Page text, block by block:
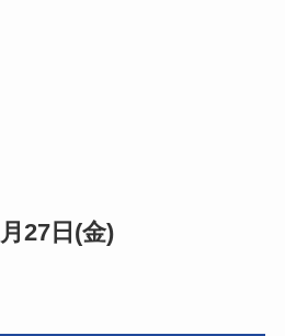
27日(金)